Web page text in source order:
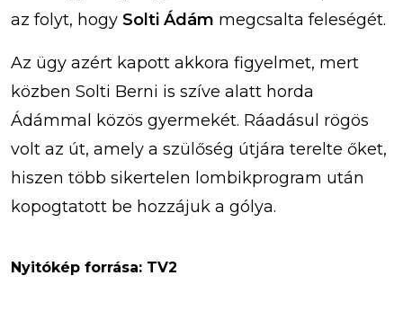
az folyt, hogy Solti Ádám megcsalta feleségét.
Az ügy azért kapott akkora figyelmet, mert
közben Solti Berni is szíve alatt horda
Ádámmal közös gyermekét. Ráadásul rögös
volt az út, amely a szülőség útjára terelte őket,
hiszen több sikertelen lombikprogram után
kopogtatott be hozzájuk a gólya.
Nyitókép forrása: TV2